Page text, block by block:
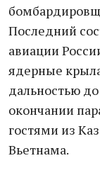
Последний
авиации
ядерные
дальностью
окончании
гостями из
Вьетнама.